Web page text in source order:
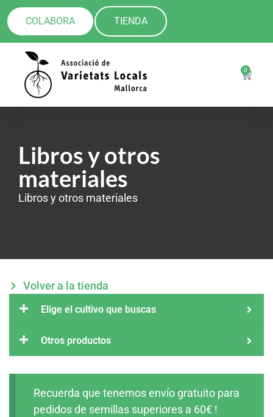
COLABORA TIENDA
0
Libros y otros
materiales
Libros y otros materiales
Volver a la tienda
Elige el cultivo que buscas
Otros productos
Recuerda que tenemos envío gratuito para
pedidos de semillas superiores a 60€ !